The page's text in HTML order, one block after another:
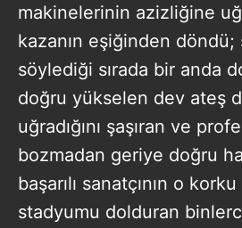
makinelerinin azizliğine
kazanın eşiğinden döndü;
söylediği sırada bir anda
doğru yükselen dev ateş
uğradığını şaşıran ve
bozmadan geriye doğru
başarılı sanatçının o
stadyumu dolduran